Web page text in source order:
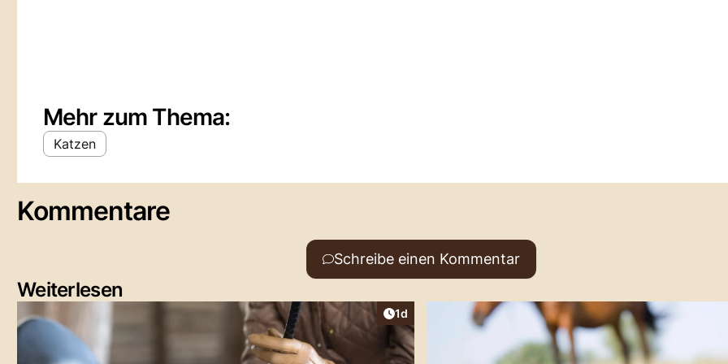
Mehr zum Thema:
Katzen
Kommentare
Schreibe einen Kommentar
Weiterlesen
Artikel veröffentlicht:
1d